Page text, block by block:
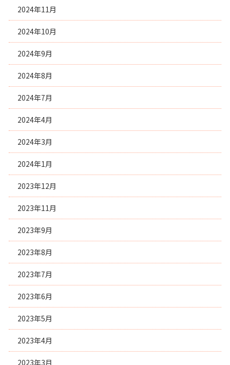
2024年11月
2024年10月
2024年9月
2024年8月
2024年7月
2024年4月
2024年3月
2024年1月
2023年12月
2023年11月
2023年9月
2023年8月
2023年7月
2023年6月
2023年5月
2023年4月
2023年3月